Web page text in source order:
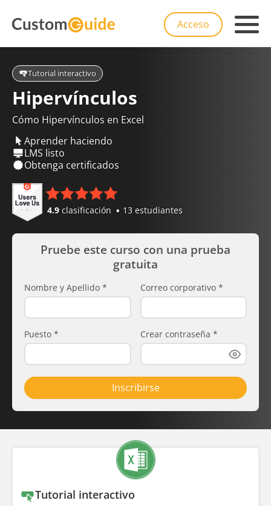
Acceso
Tutorial interactivo
Hipervínculos
Cómo Hipervínculos en Excel
Aprender haciendo
LMS listo
Obtenga certificados
4.9 clasificación 13 estudiantes
Pruebe este curso con una prueba
gratuita
Nombre y Apellido * Correo corporativo *
Puesto * Crear contraseña *
Inscribirse
Tutorial interactivo